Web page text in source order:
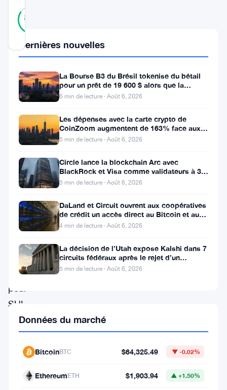
84
Astar
ont
connu
des
gains
substantiels,
une
hausse
20%
pour
SUI
12%
Astar.
Dernières nouvelles
La Bourse B3 du Brésil tokenise du bétail
pour un prêt de 19 600 $ alors que la
blockchain atteint la ferme
6 min de lecture · Août 6, 2026
Les dépenses avec la carte crypto de
CoinZoom augmentent de 163% face aux
factures de carburant et d’épicerie
5 min de lecture · Août 6, 2026
Circle lance la blockchain Arc avec
BlackRock et Visa comme validateurs à 3
milliards de dollars
5 min de lecture · Août 6, 2026
DaLand et Circuit ouvrent aux coopératives
de crédit un accès direct au Bitcoin et aux
actifs numériques
4 min de lecture · Août 6, 2026
La décision de l’Utah expose Kalshi dans 7
circuits fédéraux après le rejet d’un
bouclier fédéral
5 min de lecture · Août 6, 2026
Données du marché
BitcoinBTC $64,325.49 ▼ -0.02%
EthereumETH $1,903.94 ▲ +1.50%